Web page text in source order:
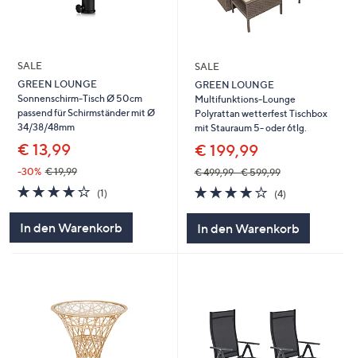
SALE
GREEN LOUNGE
Sonnenschirm-Tisch Ø 50cm
passend für Schirmständer mit Ø
34/38/48mm
€ 13,99
-30% € 19,99
4.0
von
(1)1
In den Warenkorb
SALE
GREEN LOUNGE
Multifunktions-Lounge
Polyrattan wetterfest Tischbox
mit Stauraum 5- oder 6tlg.
€ 199,99
€ 499,99 - € 599,99
4.0
von
(4)
In den Warenkorb